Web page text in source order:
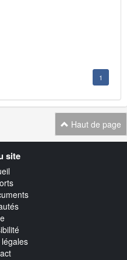
1
Haut de page
site